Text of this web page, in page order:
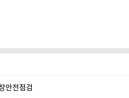
안전점검